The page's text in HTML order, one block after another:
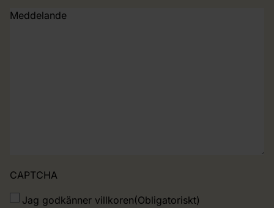
Meddelande
CAPTCHA
Villkor (Obligatoriskt)
Jag godkänner villkoren(Obligatoriskt)